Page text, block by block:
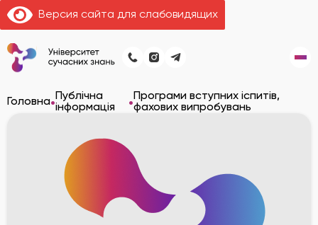
Версия сайта для слабовидящих
Головна•Публічна
інформація
•Програми вступних іспитів,
фахових випробувань